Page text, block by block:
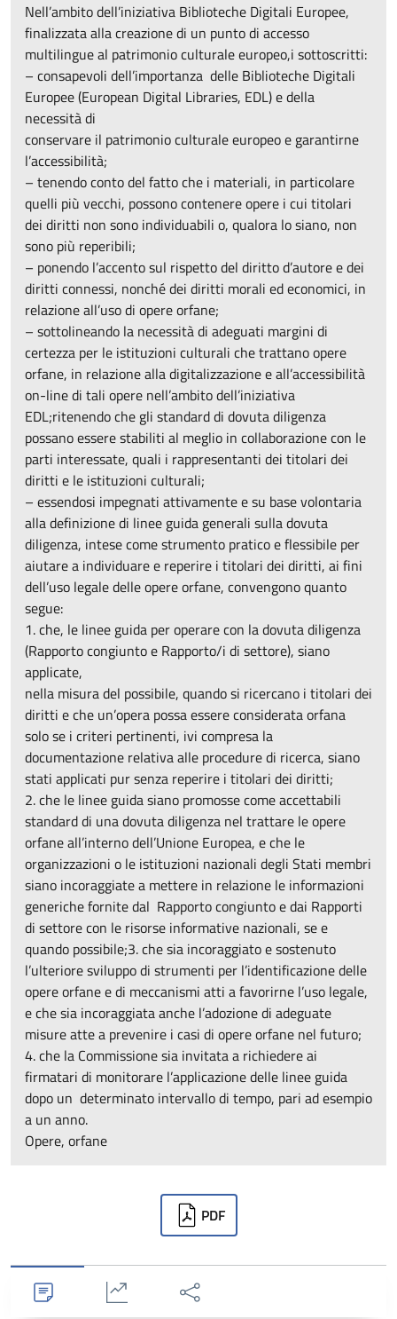
Nell’ambito dell’iniziativa Biblioteche Digitali Europee,
finalizzata alla creazione di un punto di accesso
multilingue al patrimonio culturale europeo,i sottoscritti:
– consapevoli dell’importanza delle Biblioteche Digitali
Europee (European Digital Libraries, EDL) e della
necessità di
conservare il patrimonio culturale europeo e garantirne
l’accessibilità;
– tenendo conto del fatto che i materiali, in particolare
quelli più vecchi, possono contenere opere i cui titolari
dei diritti non sono individuabili o, qualora lo siano, non
sono più reperibili;
– ponendo l’accento sul rispetto del diritto d’autore e dei
diritti connessi, nonché dei diritti morali ed economici, in
relazione all’uso di opere orfane;
– sottolineando la necessità di adeguati margini di
certezza per le istituzioni culturali che trattano opere
orfane, in relazione alla digitalizzazione e all’accessibilità
on-line di tali opere nell’ambito dell’iniziativa
EDL;ritenendo che gli standard di dovuta diligenza
possano essere stabiliti al meglio in collaborazione con le
parti interessate, quali i rappresentanti dei titolari dei
diritti e le istituzioni culturali;
– essendosi impegnati attivamente e su base volontaria
alla definizione di linee guida generali sulla dovuta
diligenza, intese come strumento pratico e flessibile per
aiutare a individuare e reperire i titolari dei diritti, ai fini
dell’uso legale delle opere orfane, convengono quanto
segue:
1. che, le linee guida per operare con la dovuta diligenza
(Rapporto congiunto e Rapporto/i di settore), siano
applicate,
nella misura del possibile, quando si ricercano i titolari dei
diritti e che un’opera possa essere considerata orfana
solo se i criteri pertinenti, ivi compresa la
documentazione relativa alle procedure di ricerca, siano
stati applicati pur senza reperire i titolari dei diritti;
2. che le linee guida siano promosse come accettabili
standard di una dovuta diligenza nel trattare le opere
orfane all’interno dell’Unione Europea, e che le
organizzazioni o le istituzioni nazionali degli Stati membri
siano incoraggiate a mettere in relazione le informazioni
generiche fornite dal Rapporto congiunto e dai Rapporti
di settore con le risorse informative nazionali, se e
quando possibile;3. che sia incoraggiato e sostenuto
l’ulteriore sviluppo di strumenti per l’identificazione delle
opere orfane e di meccanismi atti a favorirne l’uso legale,
e che sia incoraggiata anche l’adozione di adeguate
misure atte a prevenire i casi di opere orfane nel futuro;
4. che la Commissione sia invitata a richiedere ai
firmatari di monitorare l’applicazione delle linee guida
dopo un determinato intervallo di tempo, pari ad esempio
a un anno.
Opere, orfane
PDF
Dettagli Statistiche Condividi